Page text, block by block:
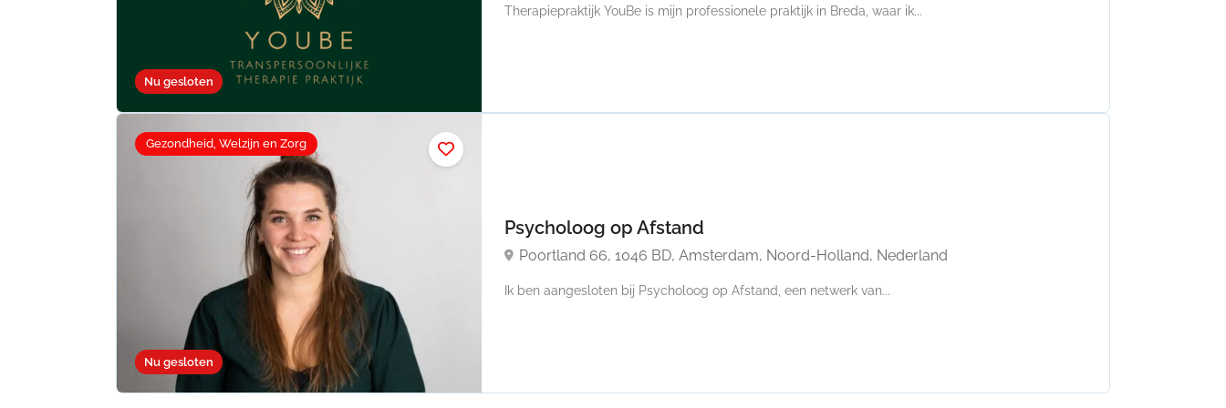
Nu gesloten
Therapiepraktijk YouBe is mijn professionele praktijk in Breda, waar ik...
Nu gesloten
Gezondheid, Welzijn en Zorg
Psycholoog op Afstand
Poortland 66, 1046 BD, Amsterdam, Noord-Holland, Nederland
Ik ben aangesloten bij Psycholoog op Afstand, een netwerk van...